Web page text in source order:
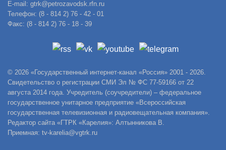
E-mail: gtrk@petrozavodsk.rfn.ru
Телефон: (8 - 814 2) 76 - 42 - 01
Факс: (8 - 814 2) 76 - 18 - 39
© 2026 «Государственный интернет-канал «Россия» 2001 - 2026.
Свидетельство о регистрации СМИ Эл № ФС 77-59166 от 22
августа 2014 года. Учредитель (соучредители) – федеральное
государственное унитарное предприятие «Всероссийская
государственная телевизионная и радиовещательная компания».
Редактор сайта «ГТРК «Карелия»: Алтынникова В.
Приемная: tv-karelia@vgtrk.ru